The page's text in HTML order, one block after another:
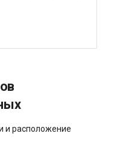
и расположение